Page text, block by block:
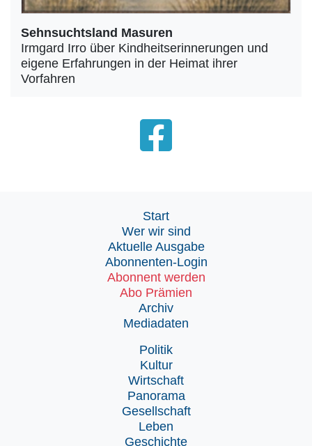
Sehnsuchtsland Masuren
Irmgard Irro über Kindheitserinnerungen und
eigene Erfahrungen in der Heimat ihrer
Vorfahren
Start
Wer wir sind
Aktuelle Ausgabe
Abonnenten-Login
Abonnent werden
Abo Prämien
Archiv
Mediadaten
Politik
Kultur
Wirtschaft
Panorama
Gesellschaft
Leben
Geschichte